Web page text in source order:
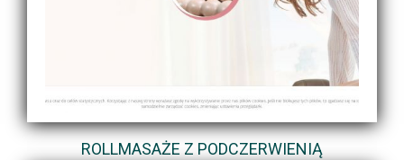
ROLLMASAŻE Z PODCZERWIENIĄ